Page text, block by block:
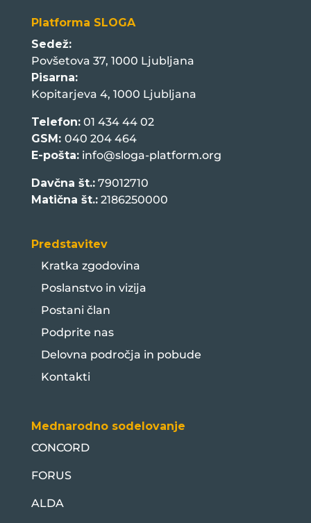
Platforma SLOGA
Sedež:
Povšetova 37, 1000 Ljubljana
Pisarna:
Kopitarjeva 4, 1000 Ljubljana
Telefon:01 434 44 02
GSM: 040 204 464
E-pošta: info@sloga-platform.org
Davčna št.:79012710
Matična št.:2186250000
Predstavitev
Kratka zgodovina
Poslanstvo in vizija
Postani član
Podprite nas
Delovna področja in pobude
Kontakti
Mednarodno sodelovanje
CONCORD
FORUS
ALDA